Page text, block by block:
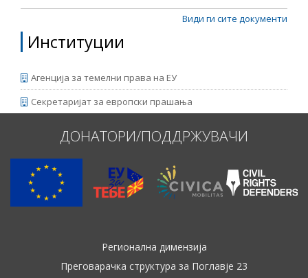
Види ги сите документи
Институции
Агенција за темелни права на ЕУ
Секретаријат за европски прашања
ДОНАТОРИ/ПОДДРЖУВАЧИ
Регионална димензија
Преговарачка структура за Поглавје 23